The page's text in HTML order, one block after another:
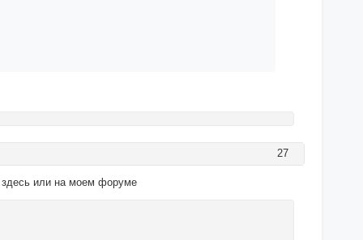
27
или на моем форуме